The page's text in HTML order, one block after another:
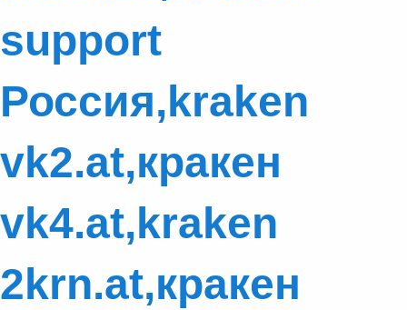
support
Россия,kraken
vk2.at,кракен
vk4.at,kraken
2krn.at,кракен